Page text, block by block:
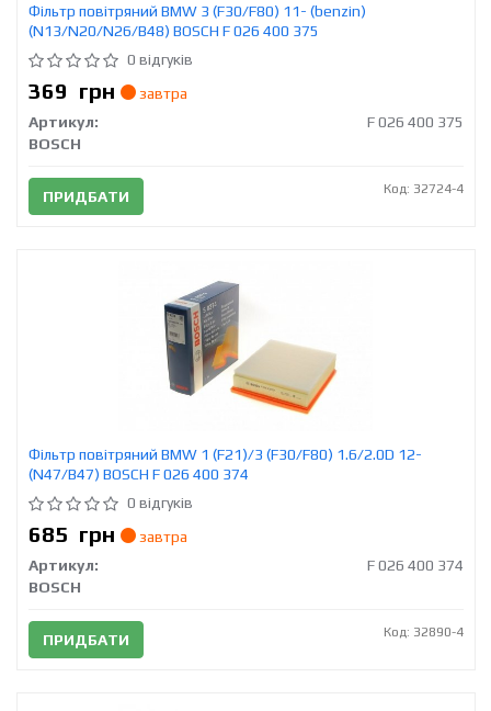
Фільтр повітряний BMW 3 (F30/F80) 11- (benzin)
(N13/N20/N26/B48) BOSCH F 026 400 375
0 відгуків
369 грн
завтра
Артикул:
F 026 400 375
BOSCH
ПРИДБАТИ Код: 32724-4
Фільтр повітряний BMW 1 (F21)/3 (F30/F80) 1.6/2.0D 12-
(N47/B47) BOSCH F 026 400 374
0 відгуків
685 грн
завтра
Артикул:
F 026 400 374
BOSCH
ПРИДБАТИ Код: 32890-4